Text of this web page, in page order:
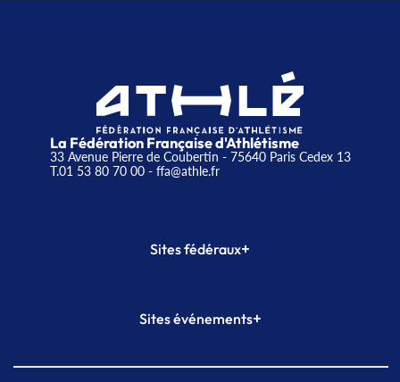
La Fédération Française d'Athlétisme
33 Avenue Pierre de Coubertin - 75640 Paris Cedex 13
T.01 53 80 70 00- ffa@athle.fr
Sites fédéraux+
Plateforme Formation
Sites événements+
Meeting de Paris indoor